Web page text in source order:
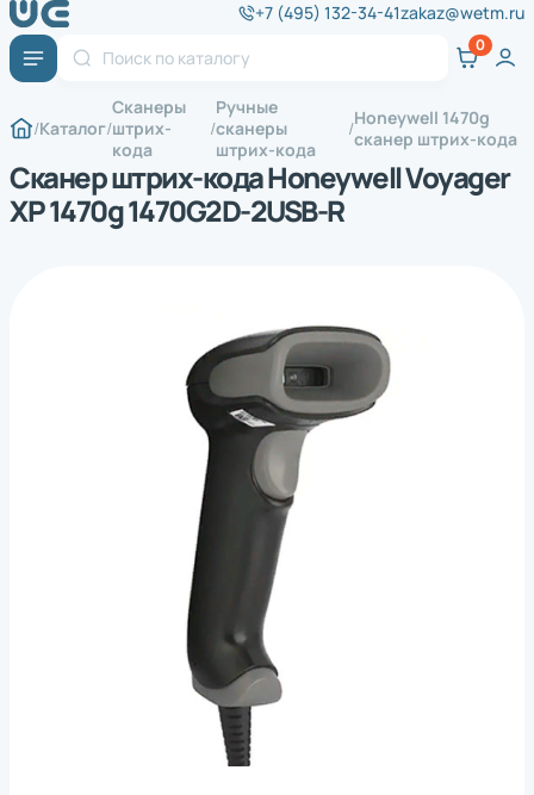
+7 (495) 132-34-41zakaz@wetm.ru
Каталог
Сканеры
штрих-
кода
Ручные
сканеры
штрих-кода
Honeywell 1470g
сканер штрих-кода
Сканер штрих-кода Honeywell Voyager
XP 1470g 1470G2D-2USB-R